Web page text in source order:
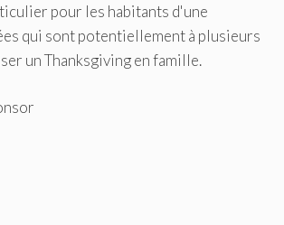
pour les habitants d'une
qui sont potentiellement à plusieurs
un Thanksgiving en famille.